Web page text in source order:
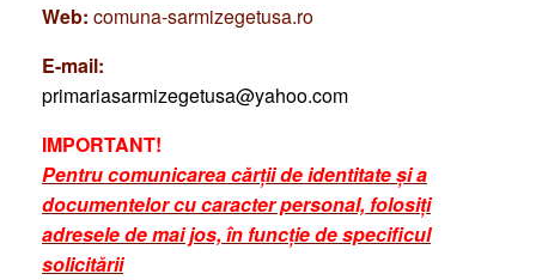
Web: comuna-sarmizegetusa.ro
E-mail:
primariasarmizegetusa@yahoo.com
IMPORTANT!
Pentru comunicarea cărții de identitate și a
documentelor cu caracter personal, folosiți
adresele de mai jos, în funcție de specificul
solicitării